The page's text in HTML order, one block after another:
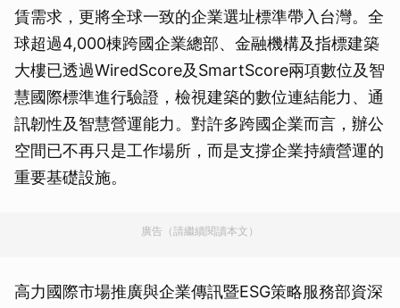
賃需求，更將全球一致的企業選址標準帶入台灣。全
球超過4,000棟跨國企業總部、金融機構及指標建築
大樓已透過WiredScore及SmartScore兩項數位及智
慧國際標準進行驗證，檢視建築的數位連結能力、通
訊韌性及智慧營運能力。對許多跨國企業而言，辦公
空間已不再只是工作場所，而是支撐企業持續營運的
重要基礎設施。
廣告（請繼續閱讀本文）
高力國際市場推廣與企業傳訊暨ESG策略服務部資深